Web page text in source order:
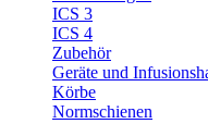
ICS 3
ICS 4
Zubehör
Geräte und
Körbe
Normschienen